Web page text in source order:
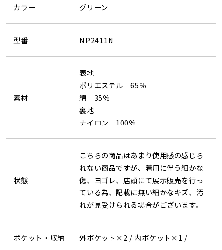
カラー グリーン
型番 NP2411N
素材
表地
ポリエステル 65％
綿 35％
裏地
ナイロン 100％
状態
こちらの商品はあまり使用感の感じら
れない商品ですが、着用に伴う細かな
傷、ヨゴレ、店頭にて展示販売を行っ
ている為、記載に無い細かなキズ、汚
れが見受けられる場合がございます。
ポケット・収納 外ポケット×2 / 内ポケット×1 /